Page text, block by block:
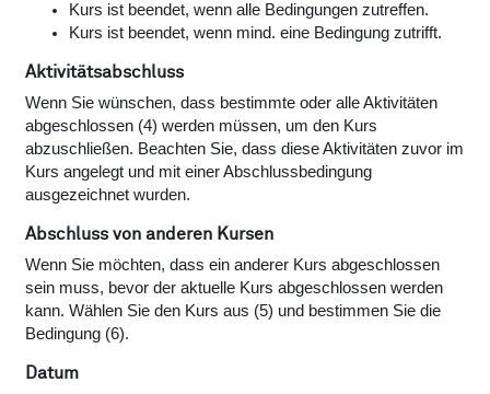
Kurs ist beendet, wenn alle Bedingungen zutreffen.
Kurs ist beendet, wenn mind. eine Bedingung zutrifft.
Aktivitätsabschluss
Wenn Sie wünschen, dass bestimmte oder alle Aktivitäten
abgeschlossen (4) werden müssen, um den Kurs
abzuschließen. Beachten Sie, dass diese Aktivitäten zuvor im
Kurs angelegt und mit einer Abschlussbedingung
ausgezeichnet wurden.
Abschluss von anderen Kursen
Wenn Sie möchten, dass ein anderer Kurs abgeschlossen
sein muss, bevor der aktuelle Kurs abgeschlossen werden
kann. Wählen Sie den Kurs aus (5) und bestimmen Sie die
Bedingung (6).
Datum